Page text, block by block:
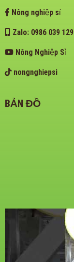
Nông nghiệp sỉ
Zalo: 0986 039 129
Nông Nghiệp Sỉ
nongnghiepsi
BẢN ĐỒ